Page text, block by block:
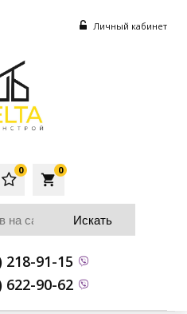
Личный кабинет
local_grocery_store
0
0
218-91-15
622-90-62